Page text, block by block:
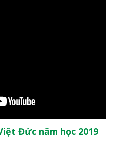
Đức năm học 2019